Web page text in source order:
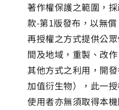
著作權保護之範圍，
款-第1版發布，以無
再授權之方式提供公
間及地域，重製、改
其他方式之利用，開
加值衍生物），此一
使用者亦無須取得本